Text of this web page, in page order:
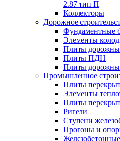
2.87 тип П
Коллекторы
Дорожное
Фундаментные
Элементы
Плиты
Плиты ПДН
Плиты
Промышленное
Плиты
Элементы
Плиты
Ригели
Ступени
Прогоны и